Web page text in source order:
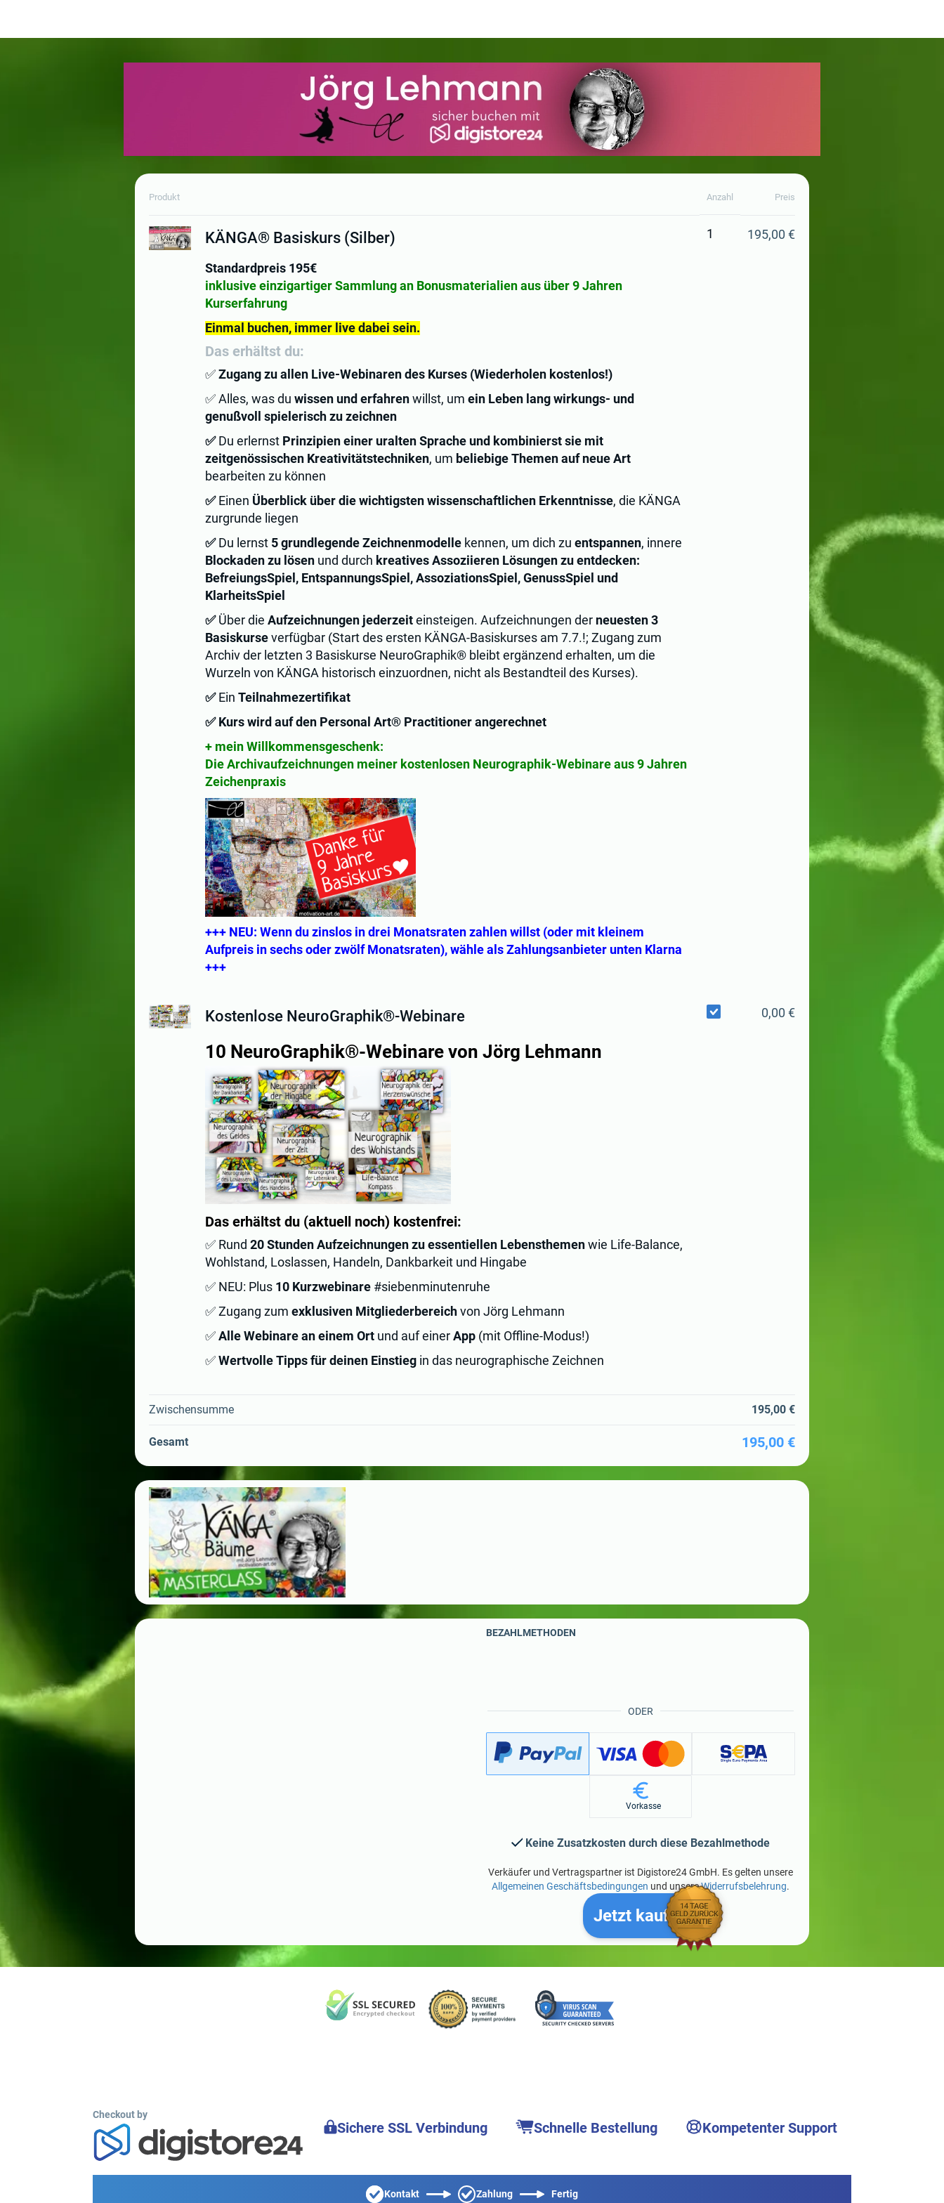
Produkt Anzahl Preis
KÄNGA® Basiskurs (Silber)
Standardpreis 195€
inklusive einzigartiger Sammlung an Bonusmaterialien aus über 9 Jahren
Kurserfahrung
Einmal buchen, immer live dabei sein.
Das erhältst du:
✅ Zugang zu allen Live-Webinaren des Kurses (Wiederholen kostenlos!)
✅ Alles, was du wissen und erfahren willst, um ein Leben lang wirkungs- und
genußvoll spielerisch zu zeichnen
✅ Du erlernst Prinzipien einer uralten Sprache und kombinierst sie mit
zeitgenössischen Kreativitätstechniken, um beliebige Themen auf neue Art
bearbeiten zu können
✅ Einen Überblick über die wichtigsten wissenschaftlichen Erkenntnisse, die KÄNGA
zurgrunde liegen
✅ Du lernst 5 grundlegende Zeichnenmodelle kennen, um dich zu entspannen, innere
Blockaden zu lösen und durch kreatives Assoziieren Lösungen zu entdecken:
BefreiungsSpiel, EntspannungsSpiel, AssoziationsSpiel, GenussSpiel und
KlarheitsSpiel
✅ Über die Aufzeichnungen jederzeit einsteigen. Aufzeichnungen der neuesten 3
Basiskurse verfügbar (Start des ersten KÄNGA-Basiskurses am 7.7.!; Zugang zum
Archiv der letzten 3 Basiskurse NeuroGraphik® bleibt ergänzend erhalten, um die
Wurzeln von KÄNGA historisch einzuordnen, nicht als Bestandteil des Kurses).
✅ Ein Teilnahmezertifikat
✅ Kurs wird auf den Personal Art® Practitioner angerechnet
+ mein Willkommensgeschenk:
Die Archivaufzeichnungen meiner kostenlosen Neurographik-Webinare aus 9 Jahren
Zeichenpraxis
+++ NEU: Wenn du zinslos in drei Monatsraten zahlen willst (oder mit kleinem
Aufpreis in sechs oder zwölf Monatsraten), wähle als Zahlungsanbieter unten Klarna
+++
1 195,00 €
Kostenlose NeuroGraphik®-Webinare
10 NeuroGraphik®-Webinare von Jörg Lehmann
Das erhältst du (aktuell noch) kostenfrei:
✅ Rund 20 Stunden Aufzeichnungen zu essentiellen Lebensthemen wie Life-Balance,
Wohlstand, Loslassen, Handeln, Dankbarkeit und Hingabe
✅ NEU: Plus 10 Kurzwebinare #siebenminutenruhe
✅ Zugang zum exklusiven Mitgliederbereich von Jörg Lehmann
✅ Alle Webinare an einem Ort und auf einer App (mit Offline-Modus!)
✅ Wertvolle Tipps für deinen Einstieg in das neurographische Zeichnen
0,00 €
Zwischensumme 195,00 €
Gesamt 195,00 €
ODER
BEZAHLMETHODEN
Vorkasse
Keine Zusatzkosten durch diese Bezahlmethode
Verkäufer und Vertragspartner ist Digistore24 GmbH. Es gelten unsere
Allgemeinen Geschäftsbedingungen und unsereWiderrufsbelehrung.
Jetzt kaufen
Checkout by
Sichere SSL Verbindung Schnelle Bestellung Kompetenter Support
Kontakt Zahlung Fertig